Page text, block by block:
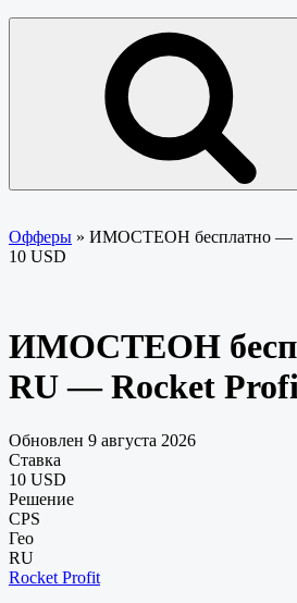
Офферы » ИМОСТЕОН бесплатно —
10 USD
ИМОСТЕОН
RU — Rocket
Обновлен 9 августа 2026
Ставка
10 USD
Решение
CPS
Гео
RU
Rocket Profit